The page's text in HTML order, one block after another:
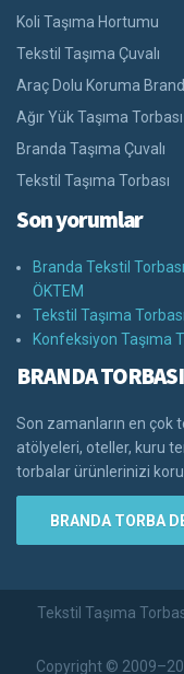
Koli Taşıma Hortumu
Tekstil Taşıma Çuvalı
Araç Dolu Koruma
Ağır Yük Taşıma Torbası
Branda Taşıma Çuvalı
Tekstil Taşıma Torbası
Son yorumlar
Branda Tekstil
ÖKTEM
Tekstil Taşıma
Konfeksiyon Taşıma
BRANDA TORBASI
Son zamanların en çok
atölyeleri, oteller, kuru
torbalar ürünlerinizi
BRANDA TORBA
Tekstil Taşıma
Copyright ©